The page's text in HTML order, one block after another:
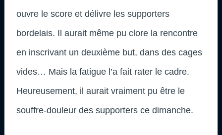
ouvre le score et délivre les supporters
bordelais. Il aurait même pu clore la rencontre
en inscrivant un deuxième but, dans des cages
vides… Mais la fatigue l’a fait rater le cadre.
Heureusement, il aurait vraiment pu être le
souffre-douleur des supporters ce dimanche.